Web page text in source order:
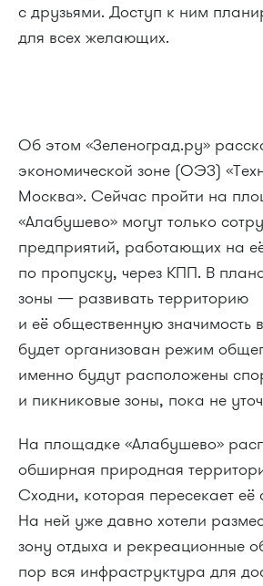
с друзьями. Доступ к ним
для всех желающих.
Об этом «Зеленоград.ру»
экономической зоне (ОЭЗ)
Москва». Сейчас пройти на
«Алабушево» могут только
предприятий, работающих на
по пропуску, через КПП. В
зоны — развивать территорию
и её общественную значимость
будет организован режим
именно будут расположены
и пикниковые зоны, пока не
На площадке «Алабушево»
обширная природная
Сходни, которая пересекает её
На ней уже давно хотели
зону отдыха и рекреационные
пор вся инфраструктура для